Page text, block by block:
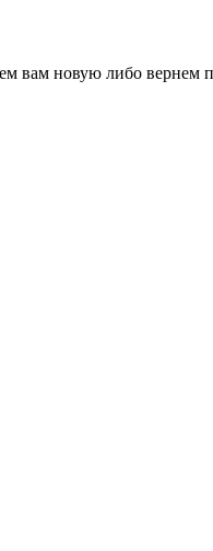
вам новую либо вернем